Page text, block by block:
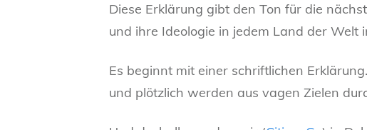
Diese Erklärung gibt den Ton für die
und ihre Ideologie in jedem Land der Welt
Es beginnt mit einer schriftlichen
und plötzlich werden aus vagen Zielen